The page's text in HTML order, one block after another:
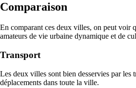
Comparaison
En comparant ces deux villes, on peut voir
amateurs de vie urbaine dynamique et de
Transport
Les deux villes sont bien desservies par les
déplacements dans toute la ville.